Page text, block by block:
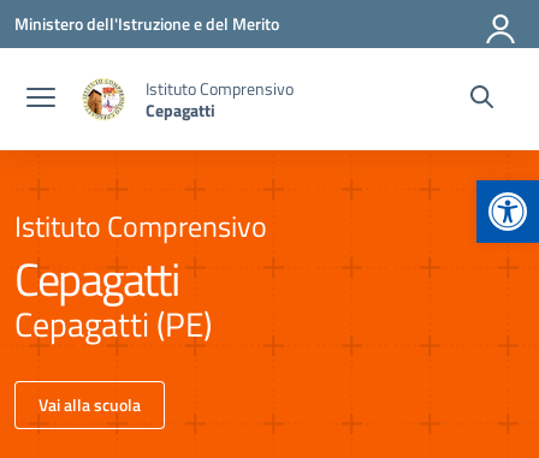
Vai ai contenuti
Vai al menu di navigazione
Vai al footer
Ministero dell'Istruzione e del Merito
Istituto Comprensivo
Cepagatti
Istituto Comprensivo
Cepagatti
Cepagatti (PE)
Vai alla scuola